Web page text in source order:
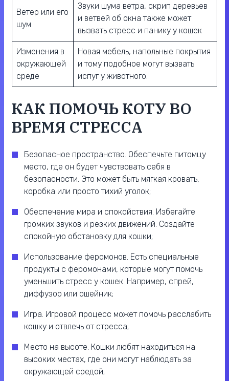
Ветер или его
шум
Звуки шума ветра, скрип деревьев
и ветвей об окна также может
вызвать стресс и панику у кошек
Изменения в
окружающей
среде
Новая мебель, напольные покрытия
и тому подобное могут вызвать
испуг у животного.
КАК ПОМОЧЬ КОТУ ВО
ВРЕМЯ СТРЕССА
Безопасное пространство. Обеспечьте питомцу
место, где он будет чувствовать себя в
безопасности. Это может быть мягкая кровать,
коробка или просто тихий уголок;
Обеспечение мира и спокойствия. Избегайте
громких звуков и резких движений. Создайте
спокойную обстановку для кошки;
Использование феромонов. Есть специальные
продукты с феромонами, которые могут помочь
уменьшить стресс у кошек. Например, спрей,
диффузор или ошейник;
Игра. Игровой процесс может помочь расслабить
кошку и отвлечь от стресса;
Место на высоте. Кошки любят находиться на
высоких местах, где они могут наблюдать за
окружающей средой;